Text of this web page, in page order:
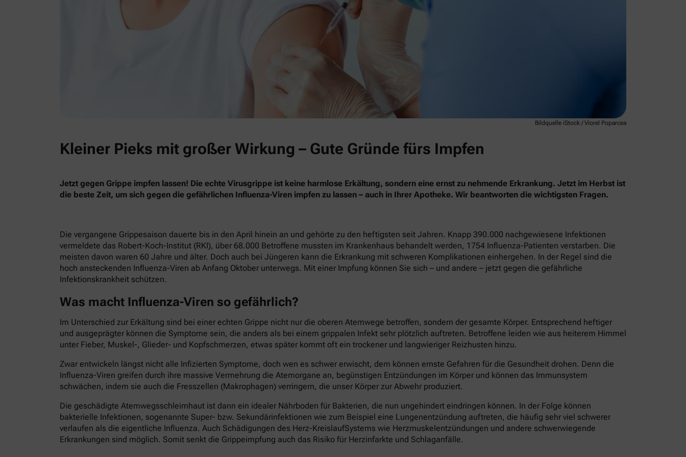
Bildquelle iStock / Viorel Poparcea
Kleiner Pieks mit großer Wirkung – Gute Gründe fürs Impfen
Jetzt gegen Grippe impfen lassen! Die echte Virusgrippe ist keine harmlose Erkältung, sondern eine ernst zu nehmende Erkrankung. Jetzt im Herbst ist
die beste Zeit, um sich gegen die gefährlichen Influenza-Viren impfen zu lassen – auch in Ihrer Apotheke. Wir beantworten die wichtigsten Fragen.
Die vergangene Grippesaison dauerte bis in den April hinein an und gehörte zu den heftigsten seit Jahren. Knapp 390.000 nachgewiesene Infektionen
vermeldete das Robert-Koch-Institut (RKI), über 68.000 Betroffene mussten im Krankenhaus behandelt werden, 1754 Influenza-Patienten verstarben. Die
meisten davon waren 60 Jahre und älter. Doch auch bei Jüngeren kann die Erkrankung mit schweren Komplikationen einhergehen. In der Regel sind die
hoch ansteckenden Influenza-Viren ab Anfang Oktober unterwegs. Mit einer Impfung können Sie sich – und andere – jetzt gegen die gefährliche
Infektionskrankheit schützen.
Was macht Influenza-Viren so gefährlich?
Im Unterschied zur Erkältung sind bei einer echten Grippe nicht nur die oberen Atemwege betroffen, sondern der gesamte Körper. Entsprechend heftiger
und ausgeprägter können die Symptome sein, die anders als bei einem grippalen Infekt sehr plötzlich auftreten. Betroffene leiden wie aus heiterem Himmel
unter Fieber, Muskel-, Glieder- und Kopfschmerzen, etwas später kommt oft ein trockener und langwieriger Reizhusten hinzu.
Zwar entwickeln längst nicht alle Infizierten Symptome, doch wen es schwer erwischt, dem können ernste Gefahren für die Gesundheit drohen. Denn die
Influenza-Viren greifen durch ihre massive Vermehrung die Atemorgane an, begünstigen Entzündungen im Körper und können das Immunsystem
schwächen, indem sie auch die Fresszellen (Makrophagen) verringern, die unser Körper zur Abwehr produziert.
Die geschädigte Atemwegsschleimhaut ist dann ein idealer Nährboden für Bakterien, die nun ungehindert eindringen können. In der Folge können
bakterielle Infektionen, sogenannte Super- bzw. Sekundärinfektionen wie zum Beispiel eine Lungenentzündung auftreten, die häufig sehr viel schwerer
verlaufen als die eigentliche Influenza. Auch Schädigungen des Herz-KreislaufSystems wie Herzmuskelentzündungen und andere schwerwiegende
Erkrankungen sind möglich. Somit senkt die Grippeimpfung auch das Risiko für Herzinfarkte und Schlaganfälle.